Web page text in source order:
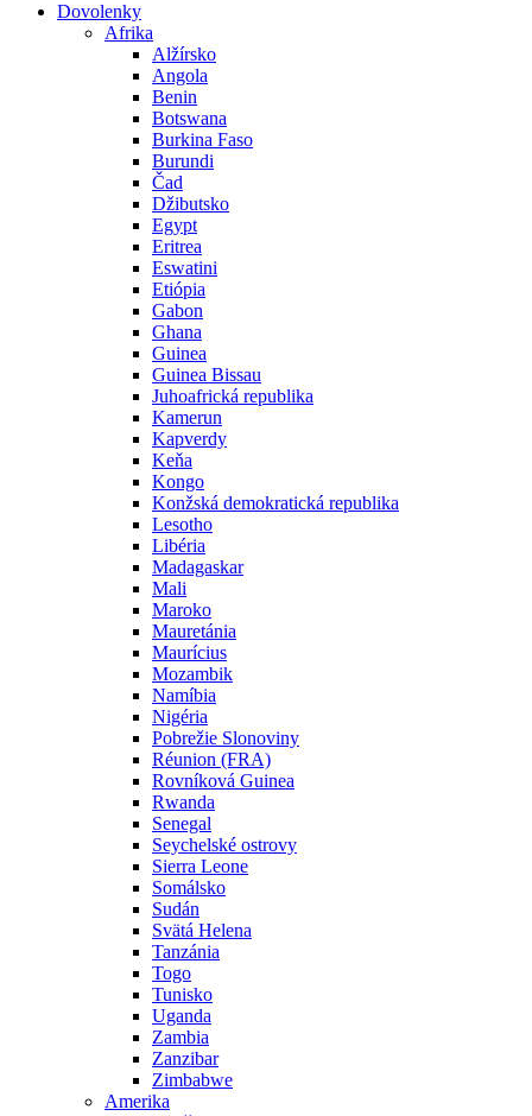
Dovolenky
Afrika
Alžírsko
Angola
Benin
Botswana
Burkina Faso
Burundi
Čad
Džibutsko
Egypt
Eritrea
Eswatini
Etiópia
Gabon
Ghana
Guinea
Guinea Bissau
Juhoafrická republika
Kamerun
Kapverdy
Keňa
Kongo
Konžská demokratická republika
Lesotho
Libéria
Madagaskar
Mali
Maroko
Mauretánia
Maurícius
Mozambik
Namíbia
Nigéria
Pobrežie Slonoviny
Réunion (FRA)
Rovníková Guinea
Rwanda
Senegal
Seychelské ostrovy
Sierra Leone
Somálsko
Sudán
Svätá Helena
Tanzánia
Togo
Tunisko
Uganda
Zambia
Zanzibar
Zimbabwe
Amerika